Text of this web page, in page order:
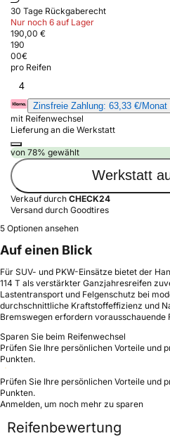
30 Tage Rückgaberecht
Nur noch 6 auf Lager
190,00 €
190
00€
pro Reifen
4
Zinsfreie Zahlung: 63,33 €/Monat
mit Reifenwechsel
Lieferung an die Werkstatt
von 78% gewählt
Werkstatt
Verkauf durch CHECK24
Versand durch Goodtires
5 Optionen ansehen
Auf einen Blick
Für SUV- und PKW-Einsätze bietet der
114 T als verstärkter Ganzjahresreifen
Lastentransport und Felgenschutz bei
durchschnittliche Kraftstoffeffizienz und
Bremswegen erfordern vorausschauende
Sparen Sie beim Reifenwechsel
Prüfen Sie Ihre persönlichen Vorteile und
Punkten.
Prüfen Sie Ihre persönlichen Vorteile und
Punkten.
Anmelden, um noch mehr zu sparen
Reifenbewertung